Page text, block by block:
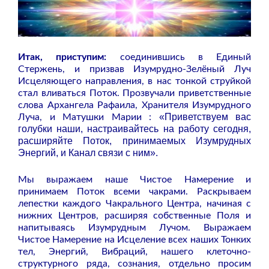
Итак, приступим: соединившись в Единый
Стержень, и призвав Изумрудно-Зелёный Луч
Исцеляющего направления, в нас тонкой струйкой
стал вливаться Поток. Прозвучали приветственные
слова Архангела Рафаила, Хранителя Изумрудного
Луча, и Матушки Марии : «Приветствуем вас
голубки наши, настраивайтесь на работу сегодня,
расширяйте Поток, принимаемых Изумрудных
Энергий, и Канал связи с ним».
Мы выражаем наше Чистое Намерение и
принимаем Поток всеми чакрами. Раскрываем
лепестки каждого Чакрального Центра, начиная с
нижних Центров, расширяя собственные Поля и
напитываясь Изумрудным Лучом. Выражаем
Чистое Намерение на Исцеление всех наших Тонких
тел, Энергий, Вибраций, нашего клеточно-
структурного ряда, сознания, отдельно просим